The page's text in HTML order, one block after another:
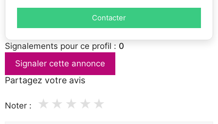
Contacter
Signalements pour ce profil : 0
Signaler cette annonce
Partagez votre avis
Noter : ★
★
★
★
★